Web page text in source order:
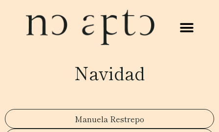
Navidad
Manuela Restrepo